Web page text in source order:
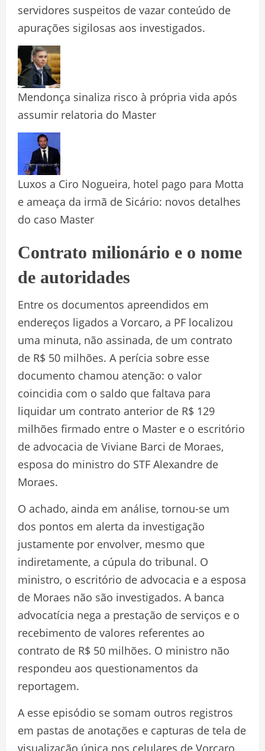
servidores suspeitos de vazar conteúdo de
apurações sigilosas aos investigados.
Mendonça sinaliza risco à própria vida após
assumir relatoria do Master
Luxos a Ciro Nogueira, hotel pago para Motta
e ameaça da irmã de Sicário: novos detalhes
do caso Master
Contrato milionário e o nome
de autoridades
Entre os documentos apreendidos em
endereços ligados a Vorcaro, a PF localizou
uma minuta, não assinada, de um contrato
de R$ 50 milhões. A perícia sobre esse
documento chamou atenção: o valor
coincidia com o saldo que faltava para
liquidar um contrato anterior de R$ 129
milhões firmado entre o Master e o escritório
de advocacia de Viviane Barci de Moraes,
esposa do ministro do STF Alexandre de
Moraes.
O achado, ainda em análise, tornou-se um
dos pontos em alerta da investigação
justamente por envolver, mesmo que
indiretamente, a cúpula do tribunal. O
ministro, o escritório de advocacia e a esposa
de Moraes não são investigados. A banca
advocatícia nega a prestação de serviços e o
recebimento de valores referentes ao
contrato de R$ 50 milhões. O ministro não
respondeu aos questionamentos da
reportagem.
A esse episódio se somam outros registros
em pastas de anotações e capturas de tela de
visualização única nos celulares de Vorcaro,